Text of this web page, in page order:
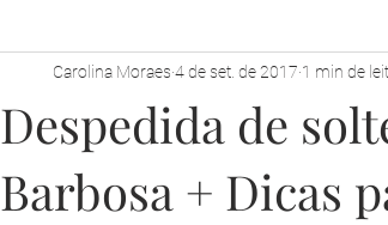
Despedida de
Barbosa + Dicas
Carolina Moraes 4 de set. de 2017 1 min de